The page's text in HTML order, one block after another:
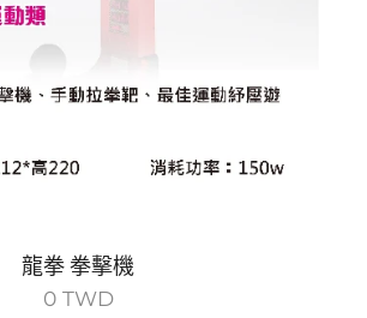
龍拳 拳擊機
0TWD